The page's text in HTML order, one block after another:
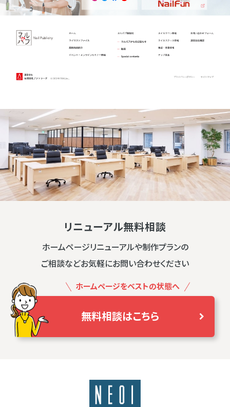
リニューアル無料相談
ホームページリニューアルや制作プランの
ご相談などお気軽にお問い合わせください
ホームページをベストの状態へ
無料相談はこちら